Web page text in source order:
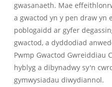
gwasanaeth. Mae
a gwactod yn y pen draw yn
poblogaidd ar gyfer
gwactod, a dyddodiad
Pwmp Gwactod Gwreiddiau
hyblyg a dibynadwy sy'n
gymwysiadau diwydiannol.